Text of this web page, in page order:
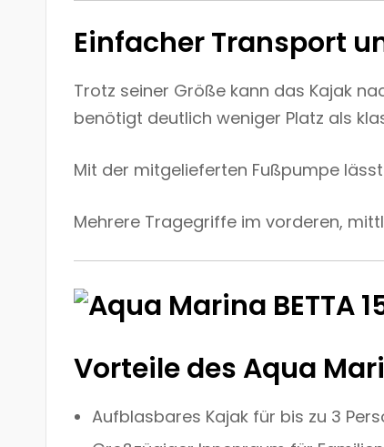
Einfacher Transport
Trotz seiner Größe kann das Kajak
benötigt deutlich weniger Platz als
Mit der mitgelieferten Fußpumpe
Mehrere Tragegriffe im vorderen,
Vorteile des Aqua
Aufblasbares Kajak für bis zu 3